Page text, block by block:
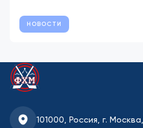
НОВОСТИ
101000, Россия, г. Москва,